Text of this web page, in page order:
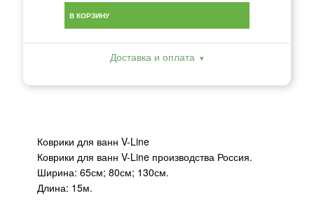
В КОРЗИНУ
Доставка и оплата
Коврики для ванн V-Line
Коврики для ванн V-Line производства Россия.
Ширина: 65см; 80см; 130см.
Длина: 15м.